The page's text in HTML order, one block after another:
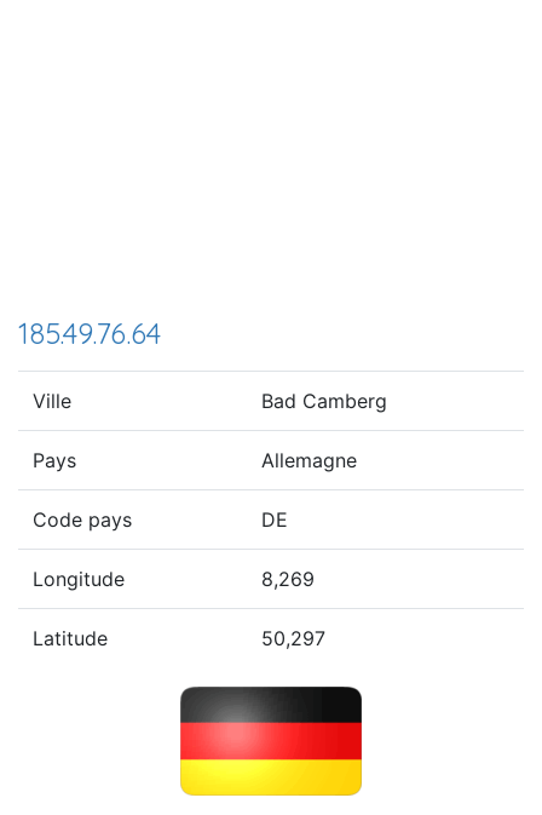
185.49.76.64
Ville Bad Camberg
Pays Allemagne
Code pays DE
Longitude 8,269
Latitude 50,297